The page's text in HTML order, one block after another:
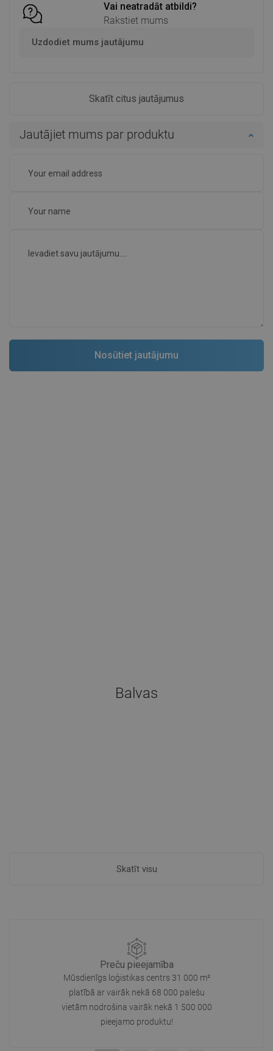
Vai neatradāt atbildi?
Rakstiet mums
Uzdodiet mums jautājumu
Skatīt citus jautājumus
Jautājiet mums par produktu
Balvas
Skatīt visu
Preču pieejamība
Mūsdienīgs loģistikas centrs 31 000 m²
platībā ar vairāk nekā 68 000 palešu
vietām nodrošina vairāk nekā 1 500 000
pieejamo produktu!